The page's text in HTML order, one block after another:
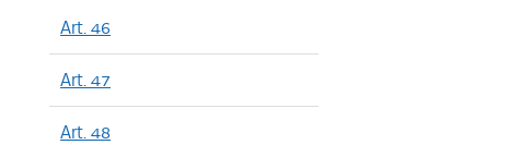
Art. 46
Art. 47
Art. 48